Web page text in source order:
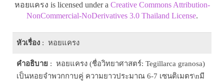
หอยแครง is licensed under a Creative Commons Attribution-
NonCommercial-NoDerivatives 3.0 Thailand License.
หัวเรื่อง : หอยแครง
คำอธิบาย : หอยแครง (ชื่อวิทยาศาสตร์: Tegillarca granosa)
เป็นหอยจำพวกกาบคู่ ความยาวประมาณ 6-7 เซนติเมตร\nมี